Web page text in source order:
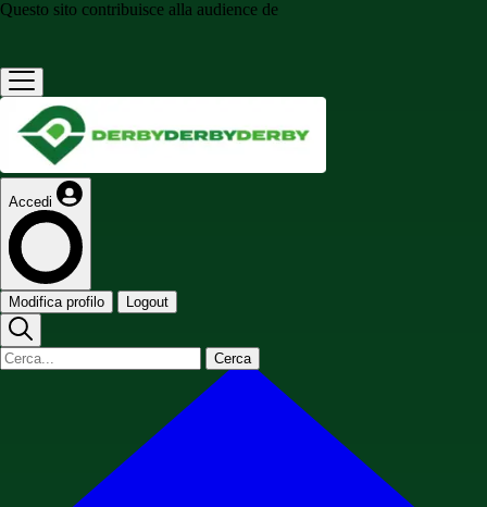
Questo sito contribuisce alla audience de
Accedi
Modifica profilo Logout
Cerca